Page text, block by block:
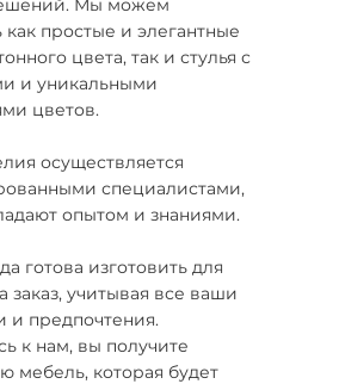
Мы можем
простые и элегантные
цвета, так и стулья с
и уникальными
цветов.
осуществляется
специалистами,
опытом и знаниями.
готова изготовить для
заказ, учитывая все ваши
и предпочтения.
к нам, вы получите
мебель, которая будет